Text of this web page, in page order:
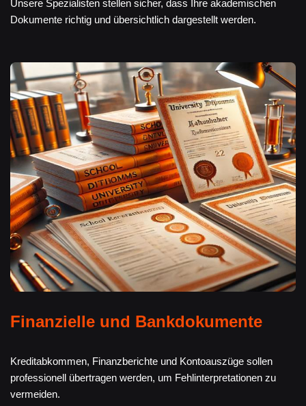
Unsere Spezialisten stellen sicher, dass Ihre akademischen
Dokumente richtig und übersichtlich dargestellt werden.
Finanzielle und Bankdokumente
Kreditabkommen, Finanzberichte und Kontoauszüge sollen
professionell übertragen werden, um Fehlinterpretationen zu
vermeiden.